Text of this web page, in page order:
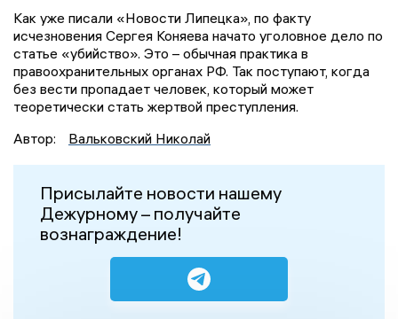
Как уже писали «Новости Липецка», по факту
исчезновения Сергея Коняева начато уголовное дело по
статье «убийство». Это – обычная практика в
правоохранительных органах РФ. Так поступают, когда
без вести пропадает человек, который может
теоретически стать жертвой преступления.
Автор:
Вальковский Николай
Присылайте новости нашему
Дежурному – получайте
вознаграждение!